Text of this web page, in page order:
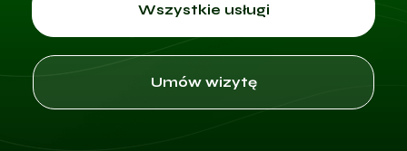
Wszystkie usługi
Umów wizytę